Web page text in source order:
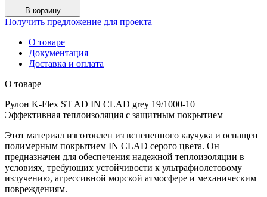
19/1000-
10
В корзину
Получить предложение для проекта
О товаре
Документация
Доставка и оплата
О товаре
Рулон K-Flex ST AD IN CLAD grey 19/1000-10
Эффективная теплоизоляция с защитным покрытием
Этот материал изготовлен из вспененного каучука и оснащен
полимерным покрытием IN CLAD серого цвета. Он
предназначен для обеспечения надежной теплоизоляции в
условиях, требующих устойчивости к ультрафиолетовому
излучению, агрессивной морской атмосфере и механическим
повреждениям.